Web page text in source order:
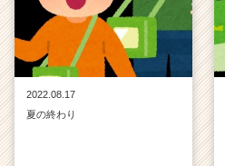
2022.08.17
夏の終わり